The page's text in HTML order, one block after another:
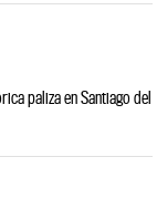
paliza en Santiago del